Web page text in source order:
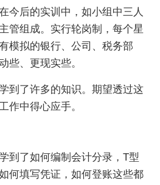
后的实训中，如小组中三人
管组成。实行轮岗制，每个星
模拟的银行、公司、税务部
些、更现实些。
了许多的知识。期望透过这
作中得心应手。
了如何编制会计分录，T型
何填写凭证，如何登账这些都